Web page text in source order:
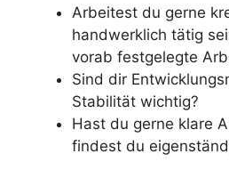
Arbeitest du gerne
handwerklich tätig
vorab festgelegte
Sind dir
Stabilität wichtig?
Hast du gerne klare
findest du